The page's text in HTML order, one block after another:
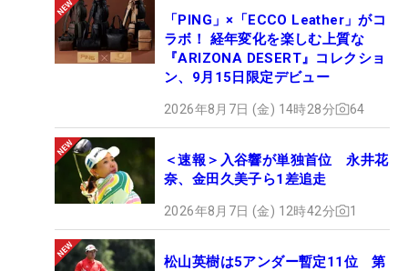
「PING」×「ECCO Leather」がコ
ラボ！ 経年変化を楽しむ上質な
『ARIZONA DESERT』コレクショ
ン、9月15日限定デビュー
2026年8月7日 (金) 14時28分 64
＜速報＞入谷響が単独首位 永井花
奈、金田久美子ら1差追走
2026年8月7日 (金) 12時42分 1
松山英樹は5アンダー暫定11位 第